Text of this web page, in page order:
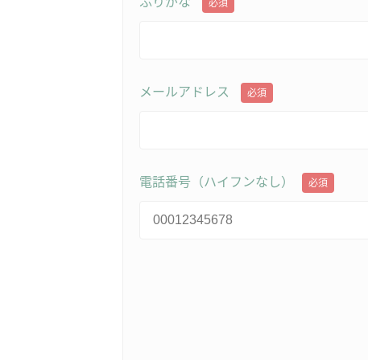
メールアドレス 必須
電話番号（ハイフンなし） 必須